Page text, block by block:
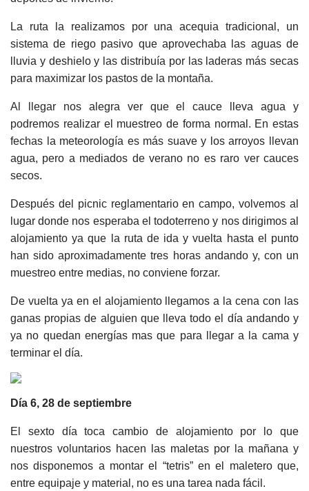
La ruta la realizamos por una acequia tradicional, un
sistema de riego pasivo que aprovechaba las aguas de
lluvia y deshielo y las distribuía por las laderas más secas
para maximizar los pastos de la montaña.
Al llegar nos alegra ver que el cauce lleva agua y
podremos realizar el muestreo de forma normal. En estas
fechas la meteorología es más suave y los arroyos llevan
agua, pero a mediados de verano no es raro ver cauces
secos.
Después del picnic reglamentario en campo, volvemos al
lugar donde nos esperaba el todoterreno y nos dirigimos al
alojamiento ya que la ruta de ida y vuelta hasta el punto
han sido aproximadamente tres horas andando y, con un
muestreo entre medias, no conviene forzar.
De vuelta ya en el alojamiento llegamos a la cena con las
ganas propias de alguien que lleva todo el día andando y
ya no quedan energías mas que para llegar a la cama y
terminar el día.
Día 6, 28 de septiembre
El sexto día toca cambio de alojamiento por lo que
nuestros voluntarios hacen las maletas por la mañana y
nos disponemos a montar el “tetris” en el maletero que,
entre equipaje y material, no es una tarea nada fácil.